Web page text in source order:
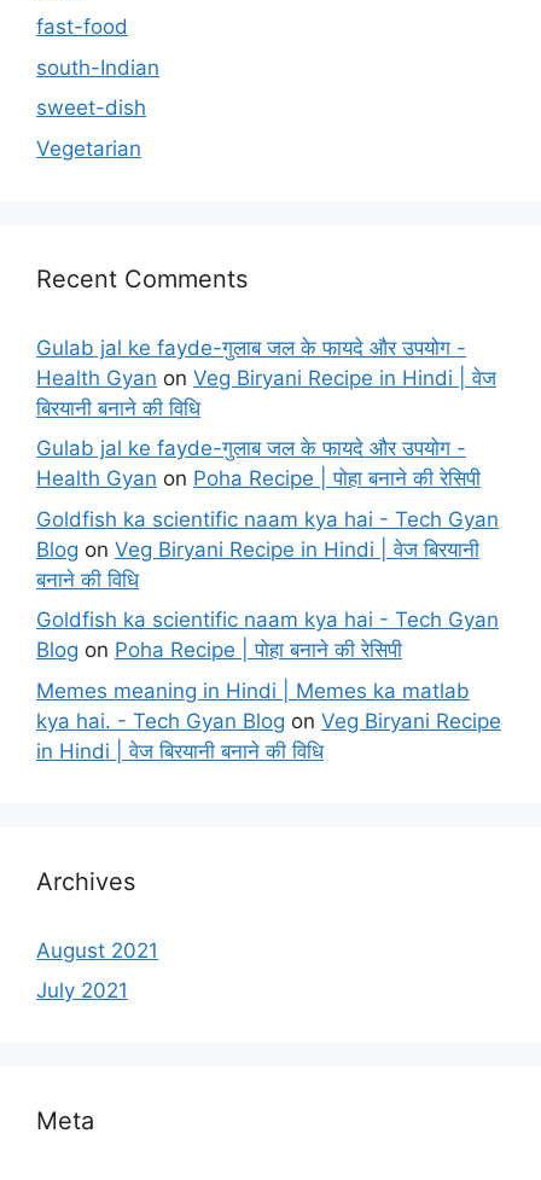
fast-food
south-Indian
sweet-dish
Vegetarian
Recent Comments
Gulab jal ke fayde-गुलाब जल के फायदे और उपयोग -
Health Gyan on Veg Biryani Recipe in Hindi | वेज
बिरयानी बनाने की विधि
Gulab jal ke fayde-गुलाब जल के फायदे और उपयोग -
Health Gyan on Poha Recipe | पोहा बनाने की रेसिपी
Goldfish ka scientific naam kya hai - Tech Gyan
Blog on Veg Biryani Recipe in Hindi | वेज बिरयानी
बनाने की विधि
Goldfish ka scientific naam kya hai - Tech Gyan
Blog on Poha Recipe | पोहा बनाने की रेसिपी
Memes meaning in Hindi | Memes ka matlab
kya hai. - Tech Gyan Blog on Veg Biryani Recipe
in Hindi | वेज बिरयानी बनाने की विधि
Archives
August 2021
July 2021
Meta